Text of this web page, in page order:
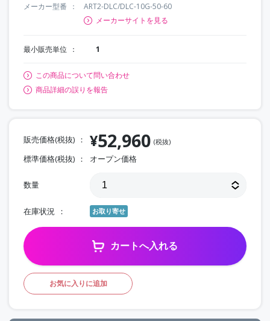
メーカー型番
ART2-DLC/DLC-10G-50-60
メーカーサイトを見る
最小販売単位 1
この商品について問い合わせ
商品詳細の誤りを報告
販売価格(税抜) ¥52,960 (税抜)
標準価格(税抜) オープン価格
数量
在庫状況 お取り寄せ
カートへ入れる
お気に入りに追加